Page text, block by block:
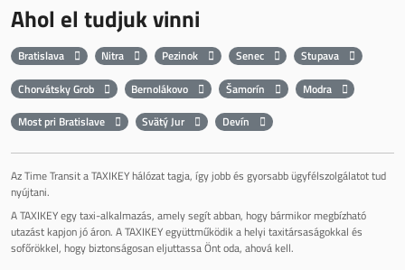
Ahol el tudjuk vinni
Bratislava Nitra Pezinok Senec
Stupava
Chorvátsky Grob
Bernolákovo Šamorín
Modra
Most pri Bratislave
Svätý Jur Devín
Az Time Transit a TAXIKEY hálózat tagja, így jobb és gyorsabb ügyfélszolgálatot tud
nyújtani.
A TAXIKEY egy taxi-alkalmazás, amely segít abban, hogy bármikor megbízható
utazást kapjon jó áron. A TAXIKEY együttműködik a helyi taxitársaságokkal és
sofőrökkel, hogy biztonságosan eljuttassa Önt oda, ahová kell.